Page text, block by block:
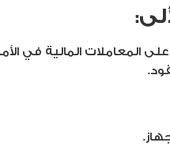
المعاملات المالية في